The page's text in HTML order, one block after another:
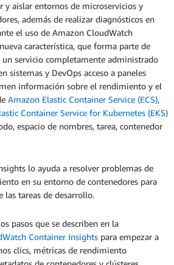
y aislar entornos de microservicios y
además de realizar diagnósticos en
el uso de Amazon CloudWatch
característica, que forma parte de
un servicio completamente administrado
sistemas y DevOps acceso a paneles
información sobre el rendimiento y el
Amazon Elastic Container Service (ECS),
Container Service for Kubernetes (EKS)
espacio de nombres, tarea, contenedor
lo ayuda a resolver problemas de
en su entorno de contenedores para
las tareas de desarrollo.
pasos que se describen en la
Container Insights para empezar a
clics, métricas de rendimiento